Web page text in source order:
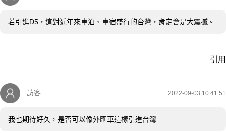
若引進D5，這對近年來車泊、車宿盛行的台灣，肯定會是大震撼。
引用
訪客 2022-09-03 10:41:51
我也期待好久，是否可以像外匯車這樣引進台灣